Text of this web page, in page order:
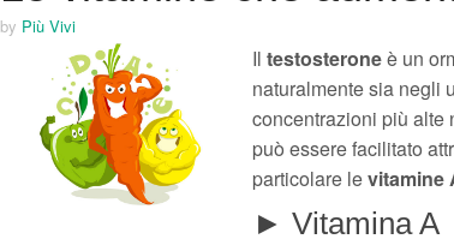
by Più Vivi
Il testosteroneè un
naturalmente sia negli
concentrazioni più alte
può essere facilitato
particolare levitamine
► Vitamina A